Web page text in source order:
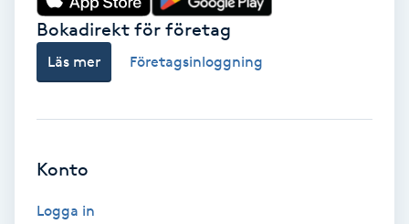
Sjukgymnastik
Skalpmassage
Sklerosering
Skoinlägg
Bokadirekt för företag
Läs mer Företagsinloggning
Konto
Logga in